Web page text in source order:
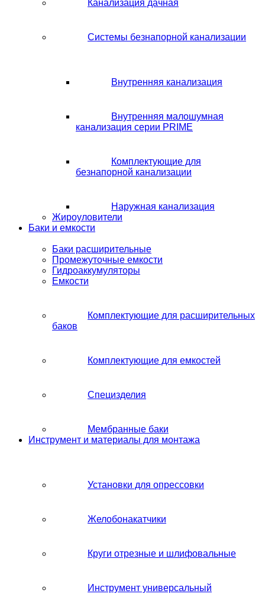
Канализация дачная
Системы безнапорной канализации
Внутренняя канализация
Внутренняя малошумная
канализация серии PRIME
Комплектующие для
безнапорной канализации
Наружная канализация
Жироуловители
Баки и емкости
Баки расширительные
Промежуточные емкости
Гидроаккумуляторы
Емкости
Комплектующие для расширительных
баков
Комплектующие для емкостей
Специзделия
Мембранные баки
Инструмент и материалы для монтажа
Установки для опрессовки
Желобонакатчики
Круги отрезные и шлифовальные
Инструмент универсальный